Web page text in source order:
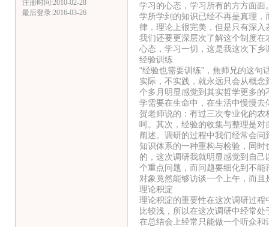
注册时间:2010-02-28
最后登录:2016-03-26
学习的心态，学习所有的方方面
学所学到的知识已经不再是真理
律，理论上很完美，但是只有深
我们还要更深层次了解这个制度
心态，学习一切，这是我这次下
经验训练
“经验也需要训练”，焦师兄的这
实际，不实践，就永远只会从概
个多月明显感觉到其实哲学更多
学需要在生命中，在生活中慢慢
贺老师说的：有过三次专业化的
呵。其次，经验的收集与整理是
阐述。调研的过程中我们经常会
知识体系的一种重构与检验，同
的，这次调研我就明显感觉到自
个重点问题，而问题要细化到不
对象竟然能够访谈一个上午，而
理论积淀
理论积淀的重要性在这次调研过
比较浅，所以在这次调研中经常
在总结会上经常只能做一个听众